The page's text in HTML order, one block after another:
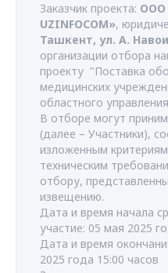
Заказчик проекта: ООО
UZINFOCOM»,
Ташкент, ул. А.
организации отбора
проекту "Поставка
медицинских
областного
В отборе могут
(далее – Участники),
изложенным
техническим
отбору,
извещению.
Дата и время начала
участие: 05 мая 2025
Дата и время
2025 года 15:00 часов